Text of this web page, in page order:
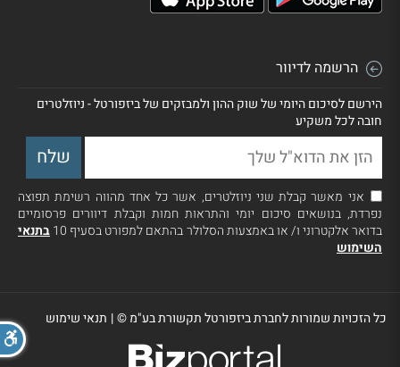
הרשמה לדיוור
הירשם לסיכום היומי של שוק ההון ולמבזקים של ביזפורטל - ניוזלטרים
חובה לכל משקיע
אני מאשר קבלת שני ניוזלטרים, אשר כל אחד מהווה רשימת תפוצה
נפרדת, בנושאים סיכום יומי והתראות חמות וקבלת דיוורים פרסומיים
בדואר אלקטרוני ו/ או באמצעות הסלולר בהתאם למפורט בסעיף 10
בתנאי
השימוש
כל הזכויות שמורות לחברת ביזפורטל תקשורת בע"מ ©| תנאי שימוש